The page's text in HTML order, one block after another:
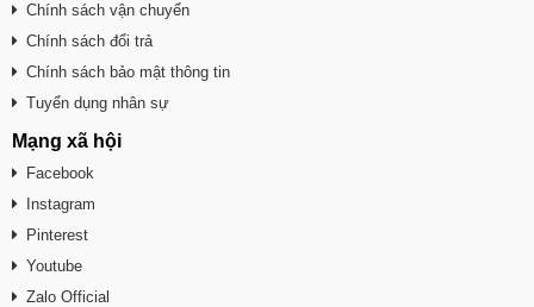
Chính sách vận chuyển
Chính sách đổi trả
Chính sách bảo mật thông tin
Tuyển dụng nhân sự
Mạng xã hội
Facebook
Instagram
Pinterest
Youtube
Zalo Official